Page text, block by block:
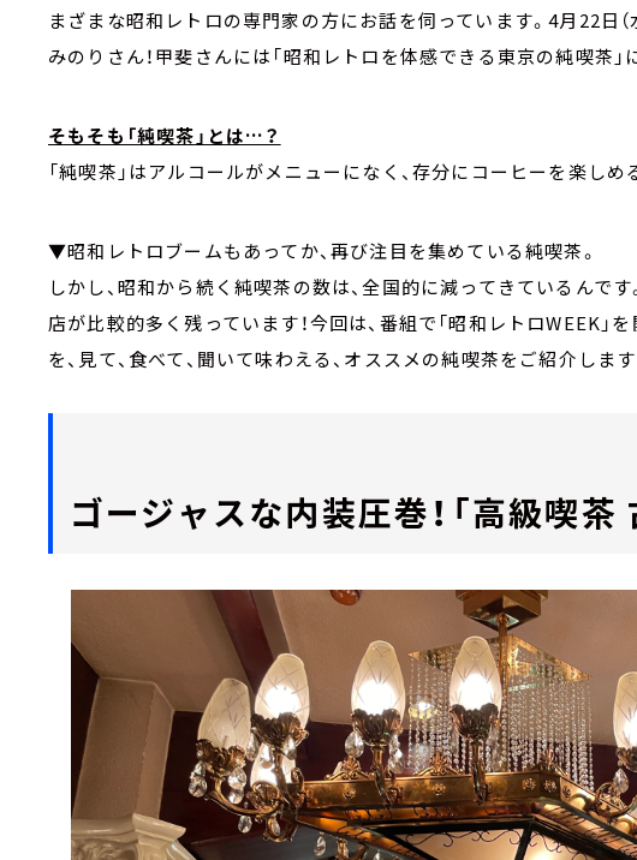
まざまな昭和レトロの専門家の方にお話を伺っています。4月22日（
みのりさん！甲斐さんには「昭和レトロを体感できる東京の純喫茶」
そもそも「純喫茶」とは…？
「純喫茶」はアルコールがメニューになく、存分にコーヒーを楽しめ
▼昭和レトロブームもあってか、再び注目を集めている純喫茶。
しかし、昭和から続く純喫茶の数は、全国的に減ってきているんで
店が比較的多く残っています！今回は、番組で「昭和レトロWEEK」
を、見て、食べて、聞いて味わえる、オススメの純喫茶をご紹介しま
ゴージャスな内装圧巻！「高級喫茶